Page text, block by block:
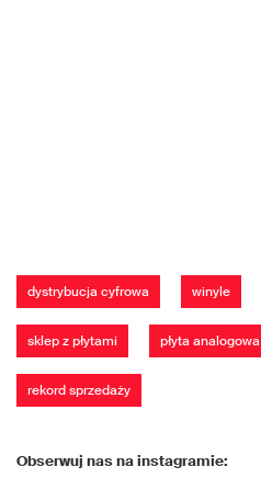
dystrybucja cyfrowa winyle
sklep z płytami płyta analogowa
rekord sprzedaży
Obserwuj nas na instagramie: